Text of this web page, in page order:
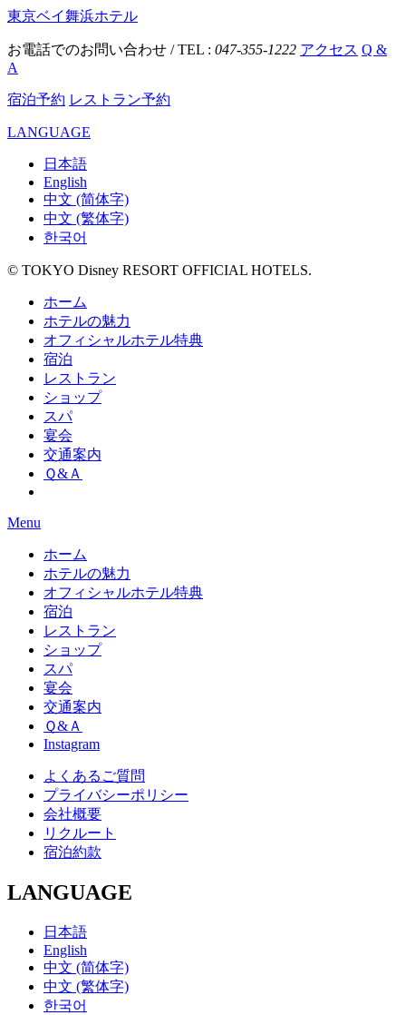
東京ベイ舞浜ホテル
お電話でのお問い合わせ / TEL : 047-355-1222 アクセス Q &
A
宿泊予約 レストラン予約
LANGUAGE
日本語
English
中文 (简体字)
中文 (繁体字)
한국어
© TOKYO Disney RESORT OFFICIAL HOTELS.
ホーム
ホテルの魅力
オフィシャルホテル特典
宿泊
レストラン
ショップ
スパ
宴会
交通案内
Ｑ&Ａ
Menu
ホーム
ホテルの魅力
オフィシャルホテル特典
宿泊
レストラン
ショップ
スパ
宴会
交通案内
Ｑ&Ａ
Instagram
よくあるご質問
プライバシーポリシー
会社概要
リクルート
宿泊約款
LANGUAGE
日本語
English
中文 (简体字)
中文 (繁体字)
한국어